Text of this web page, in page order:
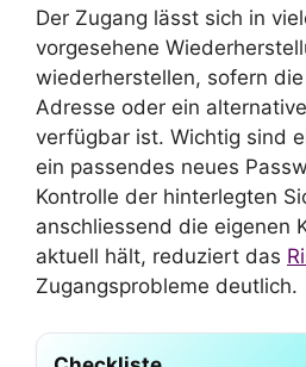
Der Zugang lässt sich in
vorgesehene
wiederherstellen, sofern
Adresse oder ein
verfügbar ist. Wichtig sind
ein passendes neues
Kontrolle der hinterlegten
anschliessend die eigenen
aktuell hält, reduziert das
Zugangsprobleme deutlich.